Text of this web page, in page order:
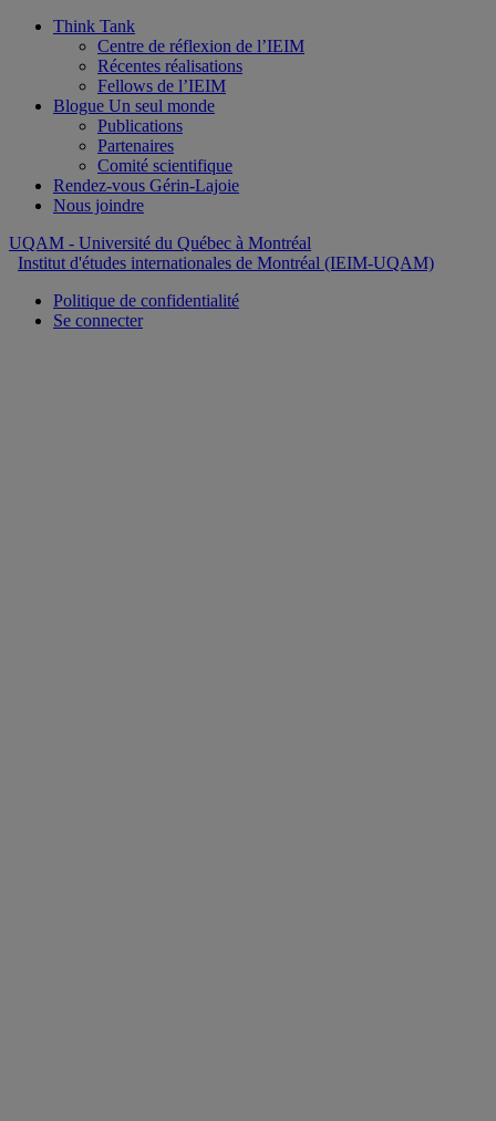
Think Tank
Centre de réflexion de l’IEIM
Récentes réalisations
Fellows de l’IEIM
Blogue Un seul monde
Publications
Partenaires
Comité scientifique
Rendez-vous Gérin-Lajoie
Nous joindre
UQAM - Université du Québec à Montréal
Institut d'études internationales de Montréal (IEIM-UQAM)
Politique de confidentialité
Se connecter